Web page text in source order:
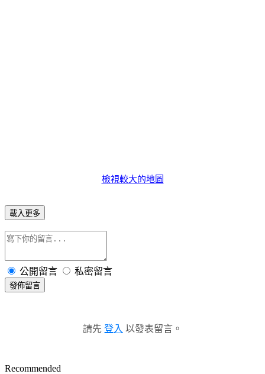
檢視較大的地圖
載入更多
公開留言 私密留言
發佈留言
請先 登入 以發表留言。
Recommended